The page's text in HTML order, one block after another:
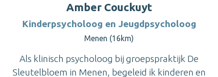
Amber Couckuyt
Kinderpsycholoog en Jeugdpsycholoog
Menen (16km)
Als klinisch psycholoog bij groepspraktijk De
Sleutelbloem in Menen, begeleid ik kinderen en